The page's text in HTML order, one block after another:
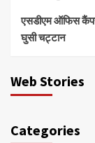
एसडीएम ऑफिस
घुसी चट्टान
Web Stories
Categories